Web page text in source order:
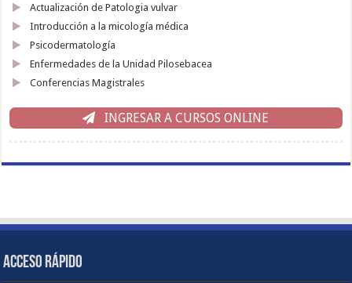
Actualización de Patologia vulvar
Introducción a la micología médica
Psicodermatología
Enfermedades de la Unidad Pilosebacea
Conferencias Magistrales
INGRESAR A CURSOS ONLINE
ACCESO RÁPIDO